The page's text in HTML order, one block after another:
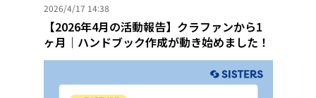
2026/4/17 14:38
【2026年4月の活動報告】クラファンから1
ヶ月｜ハンドブック作成が動き始めました！